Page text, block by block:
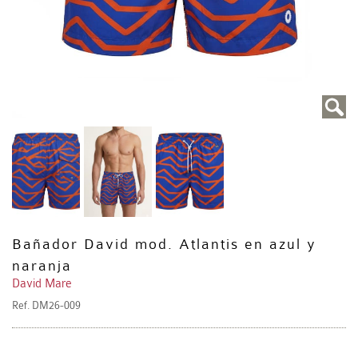
Bañador David mod. Atlantis en azul y
naranja
David Mare
Ref. DM26-009